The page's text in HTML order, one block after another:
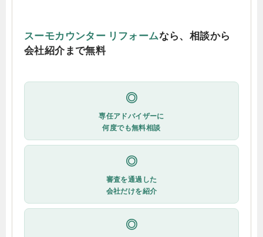
スーモカウンター リフォームなら、相談から
会社紹介まで無料
◎
専任アドバイザーに
何度でも無料相談
◎
審査を通過した
会社だけを紹介
◎